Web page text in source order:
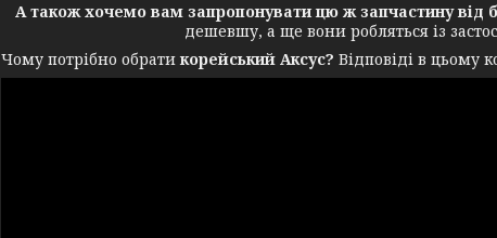
А також хочемо вам запропонувати цю ж запчастину від
дешевшу, а ще вони робляться із
Чому потрібно обратикорейський Аксус? Відповіді в цьому